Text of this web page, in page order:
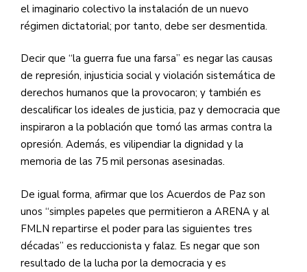
el imaginario colectivo la instalación de un nuevo
régimen dictatorial; por tanto, debe ser desmentida.
Decir que “la guerra fue una farsa” es negar las causas
de represión, injusticia social y violación sistemática de
derechos humanos que la provocaron; y también es
descalificar los ideales de justicia, paz y democracia que
inspiraron a la población que tomó las armas contra la
opresión. Además, es vilipendiar la dignidad y la
memoria de las 75 mil personas asesinadas.
De igual forma, afirmar que los Acuerdos de Paz son
unos “simples papeles que permitieron a ARENA y al
FMLN repartirse el poder para las siguientes tres
décadas” es reduccionista y falaz. Es negar que son
resultado de la lucha por la democracia y es